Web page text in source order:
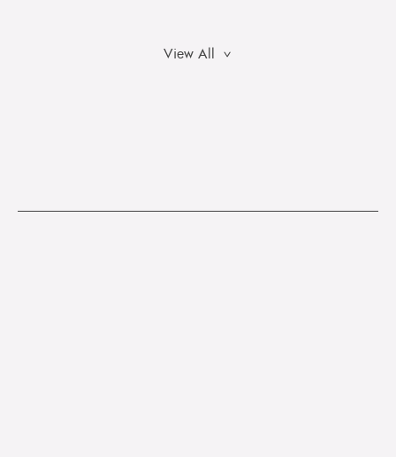
View All